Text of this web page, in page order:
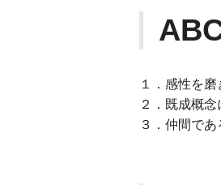
１．感性を
２．既成概
３．仲間で